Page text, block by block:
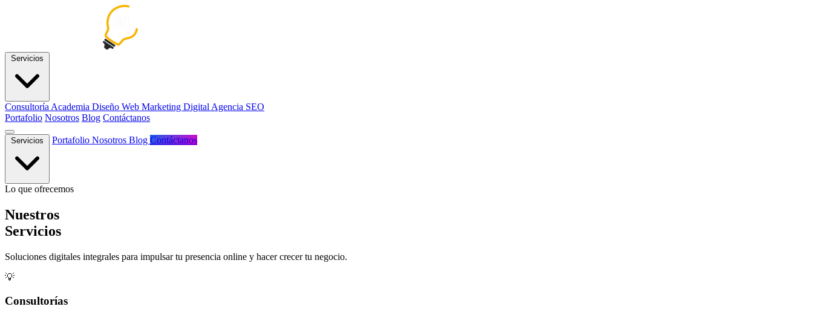
Servicios
Consultoría Academia Diseño Web Marketing Digital Agencia SEO
Portafolio Nosotros Blog Contáctanos
Servicios Portafolio Nosotros Blog Contáctanos
Lo que ofrecemos
Nuestros
Servicios
Soluciones digitales integrales para impulsar tu presencia online y hacer crecer tu negocio.
💡
Consultorías